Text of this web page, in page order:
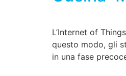
L’Internet of
questo modo, gli
in una fase